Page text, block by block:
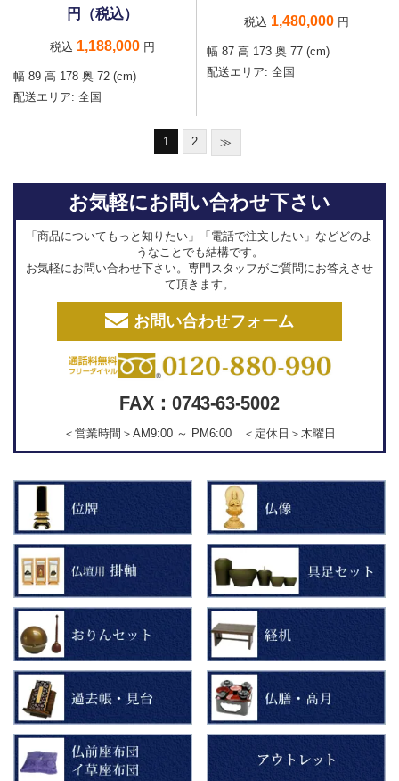
円（税込）
税込 1,188,000 円
幅 89 高 178 奥 72 (cm)
配送エリア: 全国
税込 1,480,000円
幅 87 高 173 奥 77 (cm)
配送エリア:全国
1 2 ≫
お気軽にお問い合わせ下さい
「商品についてもっと知りたい」「電話で注文したい」などどのよ
うなことでも結構です。
お気軽にお問い合わせ下さい。専門スタッフがご質問にお答えさせ
て頂きます。
お問い合わせフォーム
FAX：0743-63-5002
＜営業時間＞AM9:00 ～ PM6:00 ＜定休日＞木曜日